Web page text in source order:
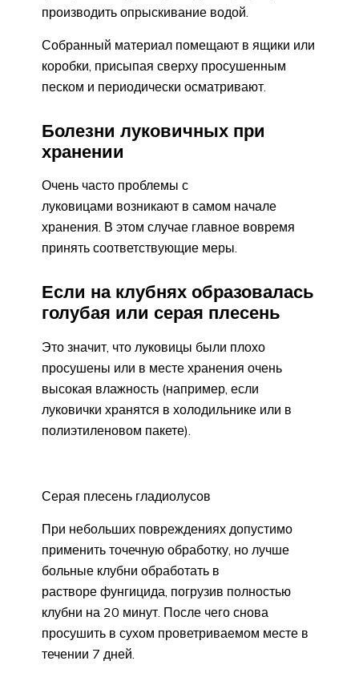
производить опрыскивание водой.
Собранный материал помещают в ящики или
коробки, присыпая сверху просушенным
песком и периодически осматривают.
Болезни луковичных при
хранении
Очень часто проблемы с
луковицами возникают в самом начале
хранения. В этом случае главное вовремя
принять соответствующие меры.
Если на клубнях образовалась
голубая или серая плесень
Это значит, что луковицы были плохо
просушены или в месте хранения очень
высокая влажность (например, если
луковички хранятся в холодильнике или в
полиэтиленовом пакете).
Серая плесень гладиолусов
При небольших повреждениях допустимо
применить точечную обработку, но лучше
больные клубни обработать в
растворе фунгицида, погрузив полностью
клубни на 20 минут. После чего снова
просушить в сухом проветриваемом месте в
течении 7 дней.